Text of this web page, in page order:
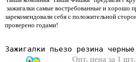
зажигалки самые востребованные и хорошо
зарекомендовали себя с положительной
проверено годами!
Зажигалки пьезо резина черные
Опт. цена за 1